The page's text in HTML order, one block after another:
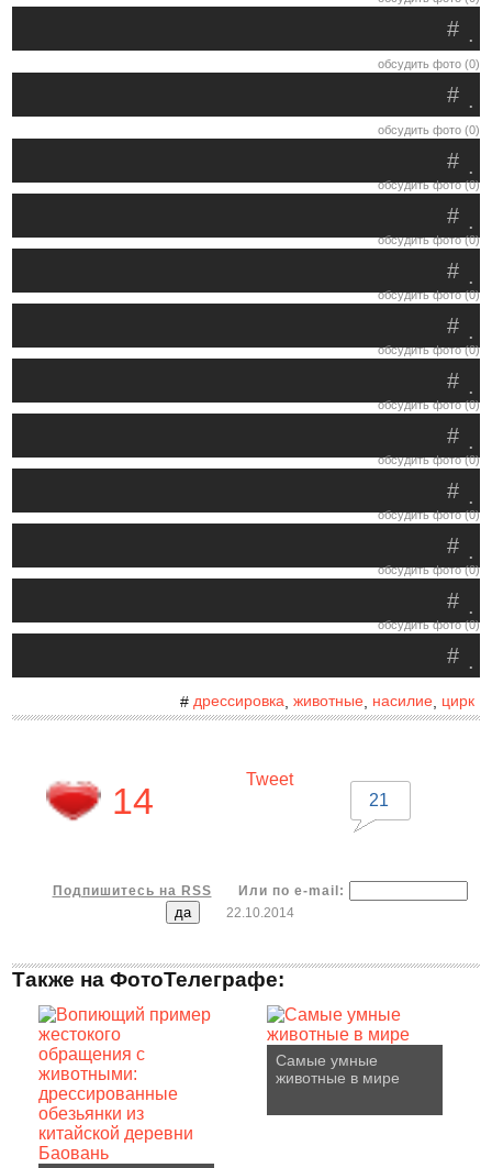
.
#
обсудить фото (0)
.
#
обсудить фото (0)
.
#
обсудить фото (0)
.
#
обсудить фото (0)
.
#
обсудить фото (0)
.
#
обсудить фото (0)
.
#
обсудить фото (0)
.
#
обсудить фото (0)
.
#
обсудить фото (0)
.
#
обсудить фото (0)
.
#
обсудить фото (0)
.
#
# дрессировка, животные, насилие, цирк
14
Tweet
21
Подпишитесь на RSS
Или по e-mail:
22.10.2014
Также на ФотоТелеграфе:
Самые умные
животные в мире